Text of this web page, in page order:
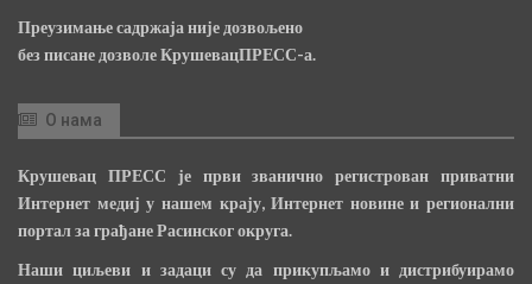
Преузимање садржаја није дозвољено
без писане дозволе КрушевацПРЕСС-а.
О нама
Крушевац ПРЕСС је први званично регистрован приватни
Интернет медиј у нашем крају, Интернет новине и регионални
портал за грађане Расинског округа.
Наши циљеви и задаци су да прикупљамо и дистрибуирамо